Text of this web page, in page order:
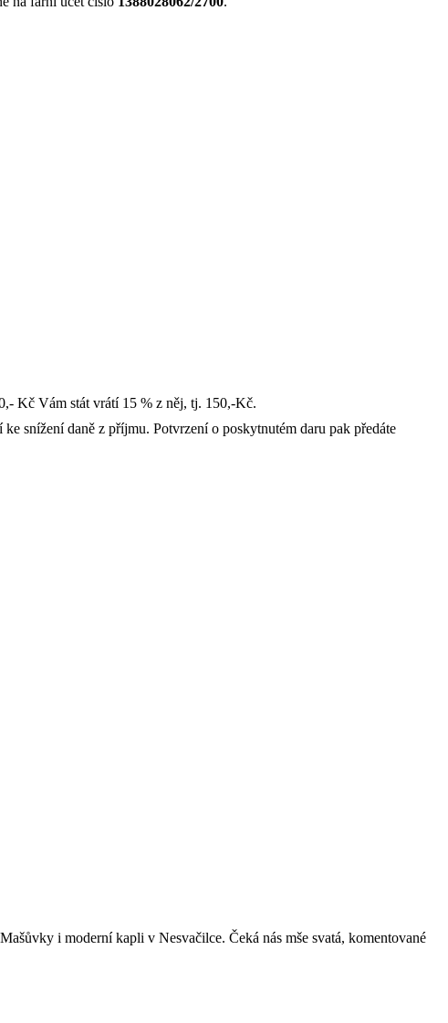
Kč Vám stát vrátí 15 % z něj, tj. 150,-Kč.
snížení daně z příjmu. Potvrzení o poskytnutém daru pak předáte
i moderní kapli v Nesvačilce. Čeká nás mše svatá, komentované